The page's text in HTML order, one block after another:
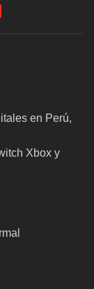
en Perú,
Xbox y